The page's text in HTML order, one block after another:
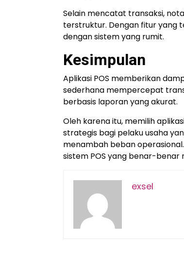
Selain mencatat transaksi,
terstruktur. Dengan fitur yang
dengan sistem yang rumit.
Kesimpulan
Aplikasi POS memberikan
sederhana mempercepat
berbasis laporan yang akurat.
Oleh karena itu, memilih
strategis bagi pelaku usaha
menambah beban
sistem POS yang benar-benar
exsel